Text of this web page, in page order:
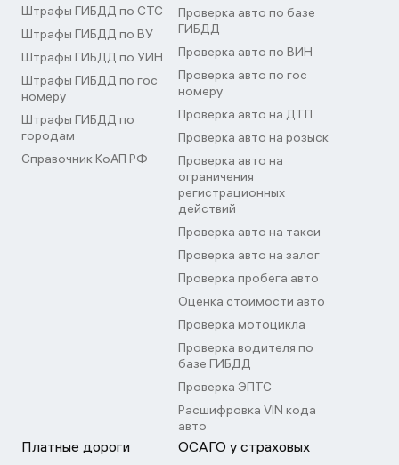
Штрафы ГИБДД по СТС
Штрафы ГИБДД по ВУ
Штрафы ГИБДД по УИН
Штрафы ГИБДД по гос
номеру
Штрафы ГИБДД по
городам
Справочник КоАП РФ
Проверка авто по базе
ГИБДД
Проверка авто по ВИН
Проверка авто по гос
номеру
Проверка авто на ДТП
Проверка авто на розыск
Проверка авто на
ограничения
регистрационных
действий
Проверка авто на такси
Проверка авто на залог
Проверка пробега авто
Оценка стоимости авто
Проверка мотоцикла
Проверка водителя по
базе ГИБДД
Проверка ЭПТС
Расшифровка VIN кода
авто
Платные дороги ОСАГО у страховых